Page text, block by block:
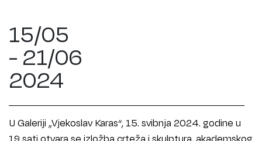
15/05
- 21/06
2024
U Galeriji „Vjekoslav Karas“, 15. svibnja 2024. godine u